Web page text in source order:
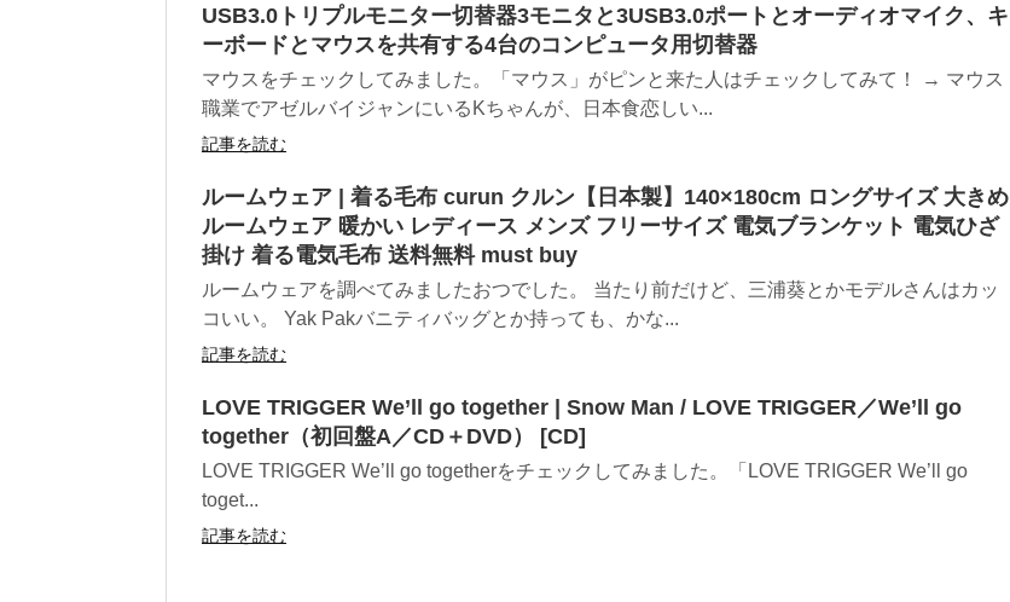
USB3.0トリプルモニター切替器3モニタと3USB3.0ポートとオーディオマイク、キ
ーボードとマウスを共有する4台のコンピュータ用切替器
マウスをチェックしてみました。「マウス」がピンと来た人はチェックしてみて！ → マウス
職業でアゼルバイジャンにいるKちゃんが、日本食恋しい...
記事を読む
ルームウェア | 着る毛布 curun クルン【日本製】140×180cm ロングサイズ 大きめ
ルームウェア 暖かい レディース メンズ フリーサイズ 電気ブランケット 電気ひざ
掛け 着る電気毛布 送料無料 must buy
ルームウェアを調べてみましたおつでした。 当たり前だけど、三浦葵とかモデルさんはカッ
コいい。 Yak Pakバニティバッグとか持っても、かな...
記事を読む
LOVE TRIGGER We’ll go together | Snow Man / LOVE TRIGGER／We’ll go
together（初回盤A／CD＋DVD） [CD]
LOVE TRIGGER We’ll go togetherをチェックしてみました。「LOVE TRIGGER We’ll go
toget...
記事を読む